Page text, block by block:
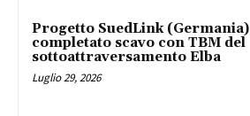
Progetto SuedLink (Germania)
completato scavo con TBM del
sottoattraversamento Elba
Luglio 29, 2026